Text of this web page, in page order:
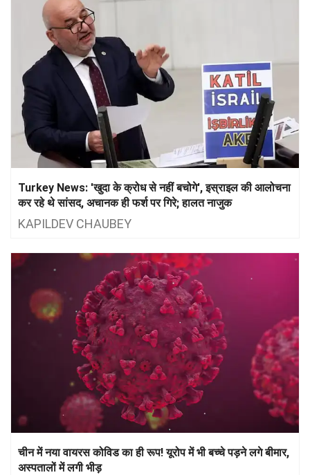
Turkey News: 'खुदा के क्रोध से नहीं बचोगे', इस्राइल की आलोचना
कर रहे थे सांसद, अचानक ही फर्श पर गिरे; हालत नाजुक
KAPILDEV CHAUBEY
चीन में नया वायरस कोविड का ही रूप! यूरोप में भी बच्‍चे पड़ने लगे बीमार,
अस्‍पतालों में लगी भीड़